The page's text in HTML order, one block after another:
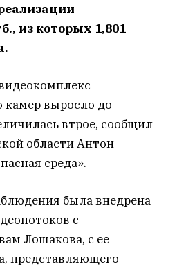
из которых 1,801
камер выросло до
втрое, сообщил
области Антон
среда».
была внедрена
с
Лошакова, с ее
представляющего